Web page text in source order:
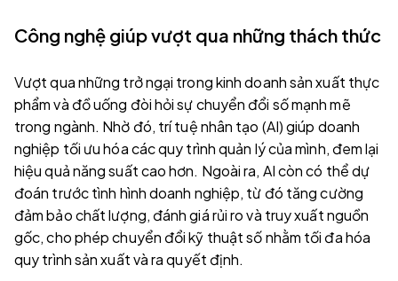
Công nghệ giúp vượt qua những thách thức
Vượt qua những trở ngại trong kinh doanh sản xuất thực
phẩm và đồ uống đòi hỏi sự chuyển đổi số mạnh mẽ
trong ngành. Nhờ đó, trí tuệ nhân tạo (AI) giúp doanh
nghiệp tối ưu hóa các quy trình quản lý của mình, đem lại
hiệu quả năng suất cao hơn. Ngoài ra, AI còn có thể dự
đoán trước tình hình doanh nghiệp, từ đó tăng cường
đảm bảo chất lượng, đánh giá rủi ro và truy xuất nguồn
gốc, cho phép chuyển đổi kỹ thuật số nhằm tối đa hóa
quy trình sản xuất và ra quyết định.